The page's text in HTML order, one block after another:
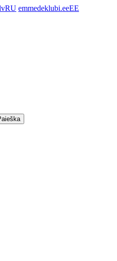
RU emmedeklubi.eeEE